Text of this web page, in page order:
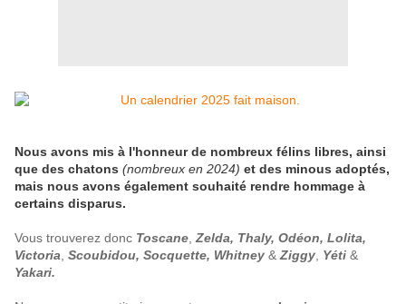
Nous avons mis à l'honneur de nombreux félins libres, ainsi
que des chatons (nombreux en 2024) et des minous adoptés,
mais nous avons également souhaité rendre hommage à
certains disparus.
Vous trouverez donc Toscane Zelda, Thaly, Odéon, Lolita,
Victoria Scoubidou, Socquette, Whitney & Ziggy Yéti &
Yakari.